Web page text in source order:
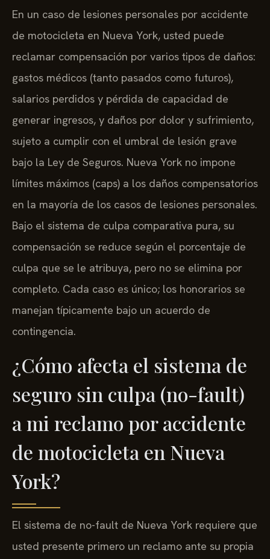
En un caso de lesiones personales por accidente
de motocicleta en Nueva York, usted puede
reclamar compensación por varios tipos de daños:
gastos médicos (tanto pasados como futuros),
salarios perdidos y pérdida de capacidad de
generar ingresos, y daños por dolor y sufrimiento,
sujeto a cumplir con el umbral de lesión grave
bajo la Ley de Seguros. Nueva York no impone
límites máximos (caps) a los daños compensatorios
en la mayoría de los casos de lesiones personales.
Bajo el sistema de culpa comparativa pura, su
compensación se reduce según el porcentaje de
culpa que se le atribuya, pero no se elimina por
completo. Cada caso es único; los honorarios se
manejan típicamente bajo un acuerdo de
contingencia.
¿Cómo afecta el sistema de
seguro sin culpa (no-fault)
a mi reclamo por accidente
de motocicleta en Nueva
York?
El sistema de no-fault de Nueva York requiere que
usted presente primero un reclamo ante su propia